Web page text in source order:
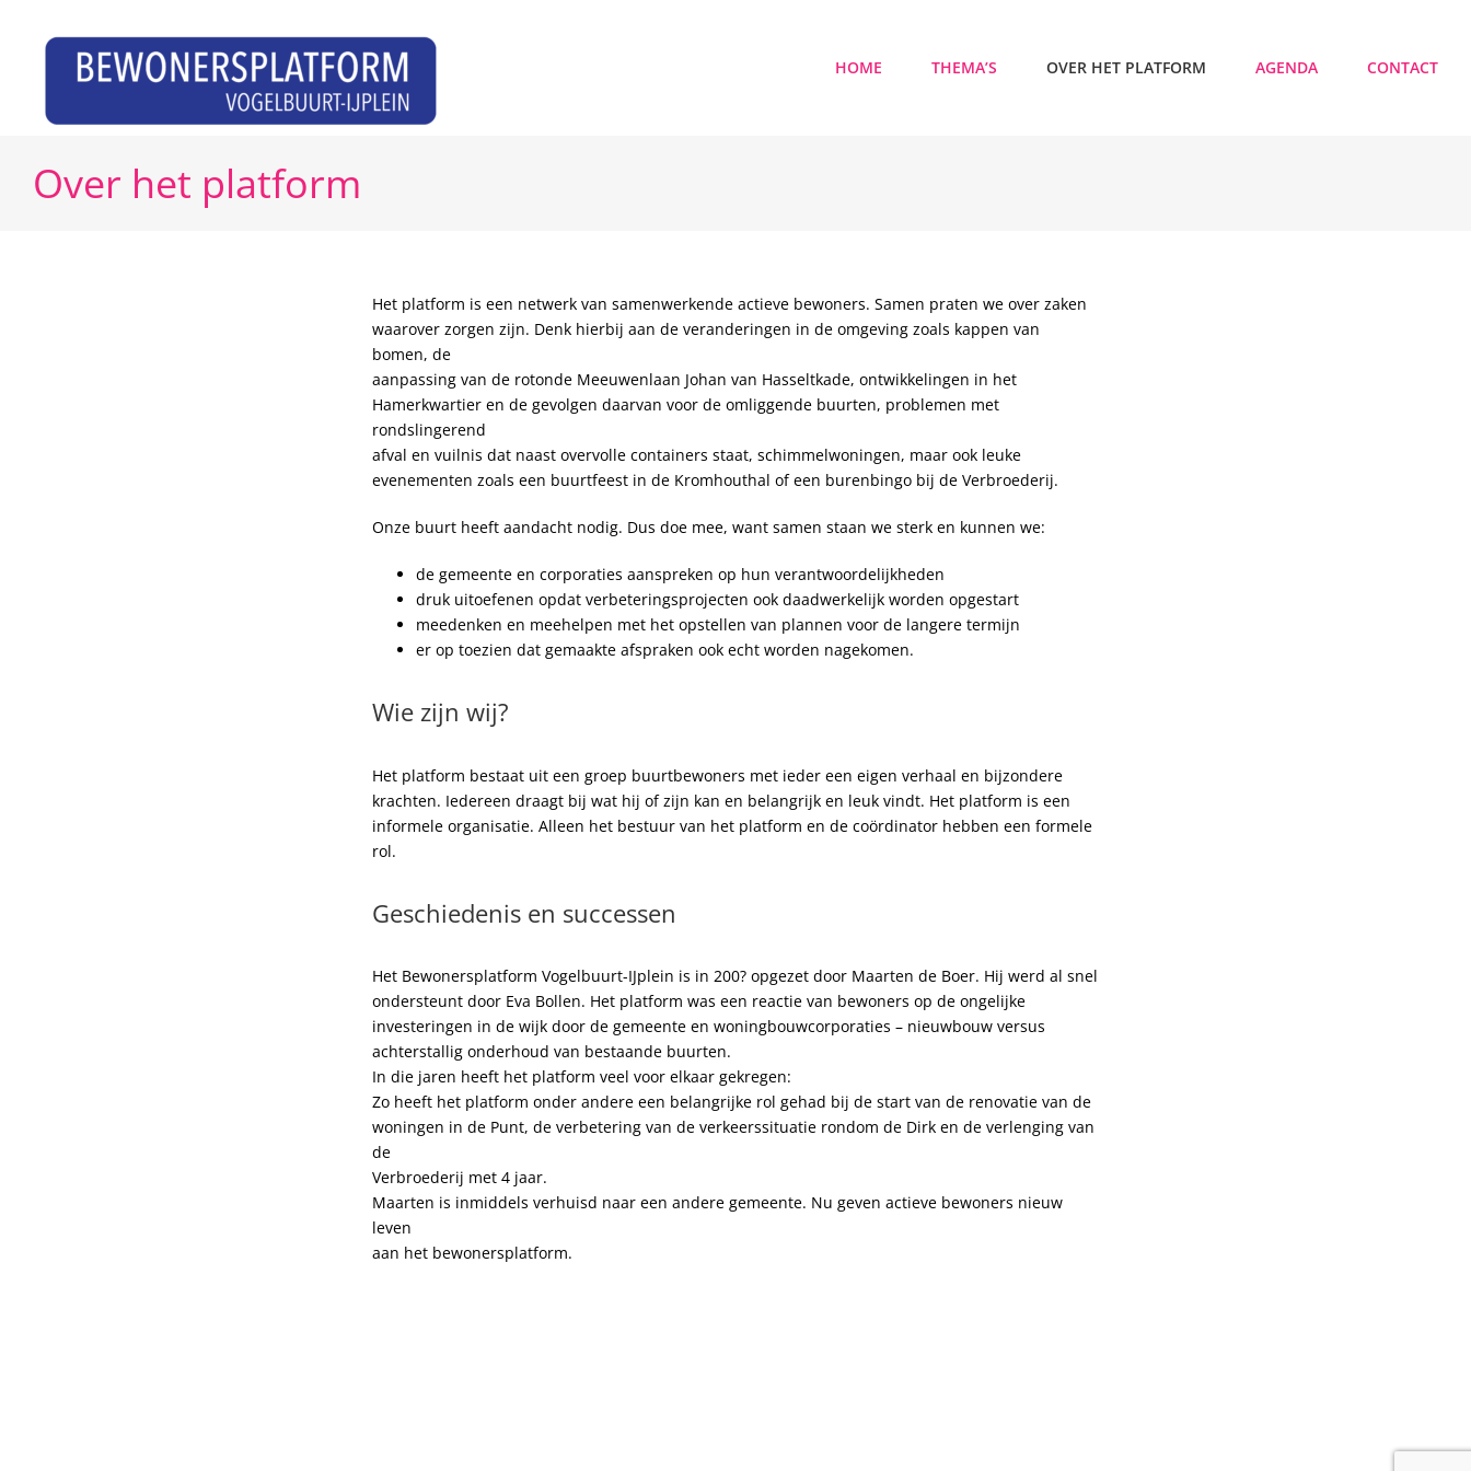
HOME THEMA’S OVER HET PLATFORM AGENDA CONTACT
Over het platform
Het platform is een netwerk van samenwerkende actieve bewoners. Samen praten we over zaken
waarover zorgen zijn. Denk hierbij aan de veranderingen in de omgeving zoals kappen van
bomen, de
aanpassing van de rotonde Meeuwenlaan Johan van Hasseltkade, ontwikkelingen in het
Hamerkwartier en de gevolgen daarvan voor de omliggende buurten, problemen met
rondslingerend
afval en vuilnis dat naast overvolle containers staat, schimmelwoningen, maar ook leuke
evenementen zoals een buurtfeest in de Kromhouthal of een burenbingo bij de Verbroederij.
Onze buurt heeft aandacht nodig. Dus doe mee, want samen staan we sterk en kunnen we:
de gemeente en corporaties aanspreken op hun verantwoordelijkheden
druk uitoefenen opdat verbeteringsprojecten ook daadwerkelijk worden opgestart
meedenken en meehelpen met het opstellen van plannen voor de langere termijn
er op toezien dat gemaakte afspraken ook echt worden nagekomen.
Wie zijn wij?
Het platform bestaat uit een groep buurtbewoners met ieder een eigen verhaal en bijzondere
krachten. Iedereen draagt bij wat hij of zijn kan en belangrijk en leuk vindt. Het platform is een
informele organisatie. Alleen het bestuur van het platform en de coördinator hebben een formele
rol.
Geschiedenis en successen
Het Bewonersplatform Vogelbuurt-IJplein is in 200? opgezet door Maarten de Boer. Hij werd al snel
ondersteunt door Eva Bollen. Het platform was een reactie van bewoners op de ongelijke
investeringen in de wijk door de gemeente en woningbouwcorporaties – nieuwbouw versus
achterstallig onderhoud van bestaande buurten.
In die jaren heeft het platform veel voor elkaar gekregen:
Zo heeft het platform onder andere een belangrijke rol gehad bij de start van de renovatie van de
woningen in de Punt, de verbetering van de verkeerssituatie rondom de Dirk en de verlenging van
de
Verbroederij met 4 jaar.
Maarten is inmiddels verhuisd naar een andere gemeente. Nu geven actieve bewoners nieuw
leven
aan het bewonersplatform.